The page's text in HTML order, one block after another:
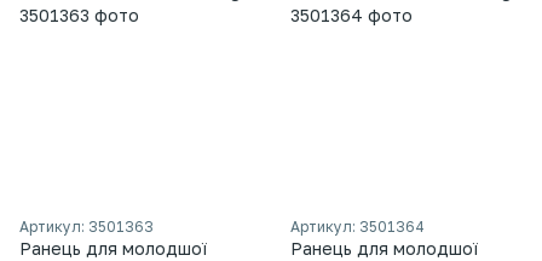
Артикул: 3501363
Ранець для молодшої
Артикул: 3501364
Ранець для молодшої